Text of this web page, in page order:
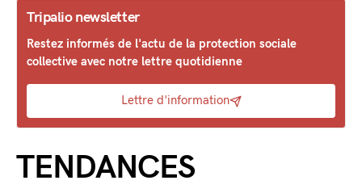
Tripalio newsletter
Restez informés de l'actu de la protection sociale
collective avec notre lettre quotidienne
Lettre d'information
TENDANCES